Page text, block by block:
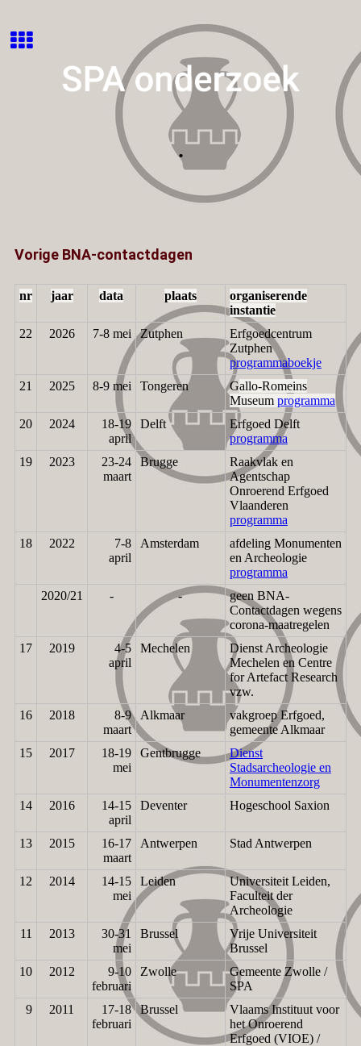
.
Vorige BNA-contactdagen
nr jaar data plaats
organiserende
instantie
22
2026 7-8 mei Zutphen
Erfgoedcentrum
Zutphen
programmaboekje
21
2025 8-9 mei Tongeren Gallo-Romeins
Museum programma
20
2024
18-19
april
Delft
Erfgoed Delft
programma
19
2023
23-24
maart
Brugge
Raakvlak en
Agentschap
Onroerend Erfgoed
Vlaanderen
programma
18
2022
7-8
april
Amsterdam
afdeling Monumenten
en Archeologie
programma
2020/21
- -
geen BNA-
Contactdagen wegens
corona-maatregelen
17
2019
4-5
april
Mechelen
Dienst Archeologie
Mechelen en Centre
for Artefact Research
vzw.
16
2018
8-9
maart
Alkmaar
vakgroep Erfgoed,
gemeente Alkmaar
15
2017
18-19
mei
Gentbrugge
Dienst
Stadsarcheologie en
Monumentenzorg
14
2016
14-15
april
Deventer Hogeschool Saxion
13 2015
16-17
maart
Antwerpen Stad Antwerpen
12 2014
14-15
mei
Leiden
Universiteit Leiden,
Faculteit der
Archeologie
11
2013
30-31
mei
Brussel
Vrije Universiteit
Brussel
10
2012
9-10
februari
Zwolle
Gemeente Zwolle /
SPA
9
2011
17-18
februari
Brussel
Vlaams Instituut voor
het Onroerend
Erfgoed (VIOE) /